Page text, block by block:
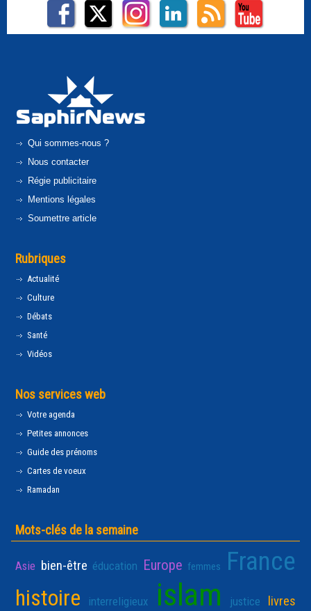
Qui sommes-nous ?
Nous contacter
Régie publicitaire
Mentions légales
Soumettre article
Rubriques
Actualité
Culture
Débats
Santé
Vidéos
Nos services web
Votre agenda
Petites annonces
Guide des prénoms
Cartes de voeux
Ramadan
Mots-clés de la semaine
Asie bien-être éducation Europe femmes France
histoire interreligieux islam justice livres